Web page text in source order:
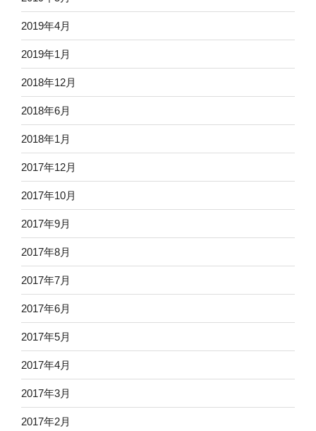
2019年4月
2019年1月
2018年12月
2018年6月
2018年1月
2017年12月
2017年10月
2017年9月
2017年8月
2017年7月
2017年6月
2017年5月
2017年4月
2017年3月
2017年2月